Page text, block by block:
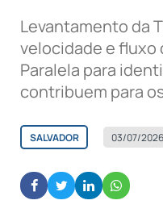
Levantamento da
velocidade e fluxo
Paralela para
contribuem para
SALVADOR 03/07/2026